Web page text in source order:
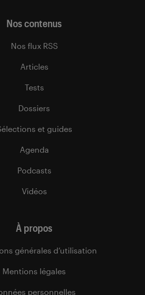
Nos contenus
Nos flux RSS
Articles
Tests
Dossiers
et guides
Agenda
Podcasts
Vidéos
À propos
générales d’utilisation
Mentions légales
personnelles